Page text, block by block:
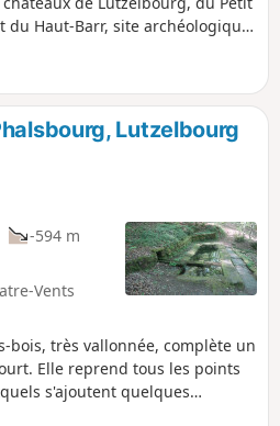
du Haut-Barr, site archéologique
Lutzelbourg
-594 m
Vents
bois, très vallonnée, complète un
Elle reprend tous les points
s'ajoutent quelques